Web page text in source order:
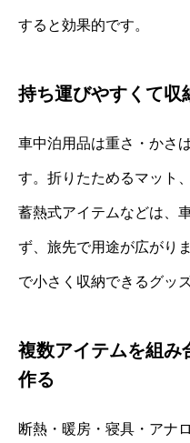
すると効果的です。
持ち運びやすくて収
車中泊用品は重さ・かさ
す。折りたためるマット
蓄熱式アイテムなどは、
ず、旅先で用途が広がり
で小さく収納できるグッ
複数アイテムを組み
作る
断熱・暖房・寝具・アナ